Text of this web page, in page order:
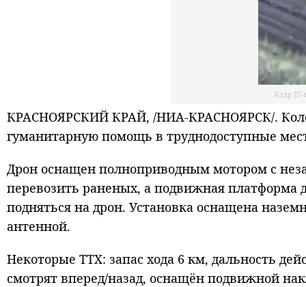
Кадр
КРАСНОЯРСКИЙ КРАЙ, /НИА-КРАСНОЯРСК/.
гуманитарную помощь в труднодоступные
Дрон оснащен полноприводным мотором с
перевозить раненых, а подвижная
подняться на дрон. Установка оснащена
антенной.
Некоторые ТТХ: запас хода 6 км, дальность
смотрят вперед/назад, оснащён подвижной